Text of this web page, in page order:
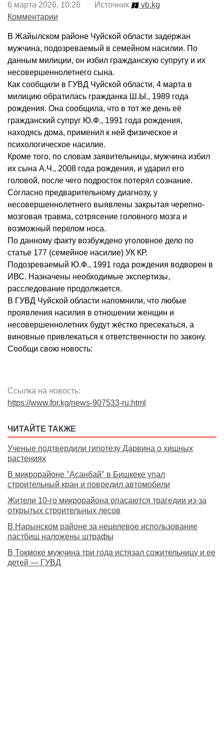
6 марта 2026, 10:26 Источник
vb.kg
Комментарии
В Жайылском районе Чуйской области задержан
мужчина, подозреваемый в семейном насилии. По
данным милиции, он избил гражданскую супругу и их
несовершеннолетнего сына.
Как сообщили в ГУВД Чуйской области, 4 марта в
милицию обратилась гражданка Ш.Ы., 1989 года
рождения. Она сообщила, что в тот же день её
гражданский супруг Ю.Ф., 1991 года рождения,
находясь дома, применил к ней физическое и
психологическое насилие.
Кроме того, по словам заявительницы, мужчина избил
их сына А.Ч., 2008 года рождения, и ударил его
головой, после чего подросток потерял сознание.
Согласно предварительному диагнозу, у
несовершеннолетнего выявлены закрытая черепно-
мозговая травма, сотрясение головного мозга и
возможный перелом носа.
По данному факту возбуждено уголовное дело по
статье 177 (семейное насилие) УК КР.
Подозреваемый Ю.Ф., 1991 года рождения водворен в
ИВС. Назначены необходимые экспертизы,
расследование продолжается.
В ГУВД Чуйской области напомнили, что любые
проявления насилия в отношении женщин и
несовершеннолетних будут жёстко пресекаться, а
виновные привлекаться к ответственности по закону.
Сообщи свою новость:
Ссылка на новость:
https://www.for.kg/news-907533-ru.html
ЧИТАЙТЕ ТАКЖЕ
Ученые подтвердили гипотезу Дарвина о хищных
растениях
В микрорайоне "Асанбай" в Бишкеке упал
строительный кран и повредил автомобили
Жители 10-го микрорайона опасаются трагедии из-за
открытых строительных лесов
В Нарынском районе за нецелевое использование
пастбищ наложены штрафы
В Токмоке мужчина три года истязал сожительницу и ее
детей — ГУВД